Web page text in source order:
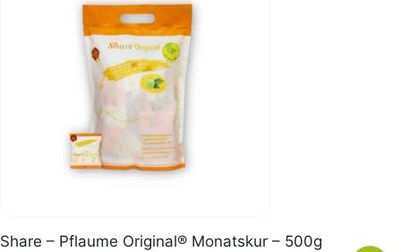
Share – Pflaume Original® Monatskur – 500g